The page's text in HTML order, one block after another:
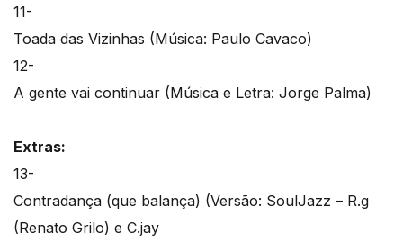
11-
Toada das Vizinhas (Música: Paulo Cavaco)
12-
A gente vai continuar (Música e Letra: Jorge Palma)
Extras:
13-
Contradança (que balança) (Versão: SoulJazz – R.g
(Renato Grilo) e C.jay